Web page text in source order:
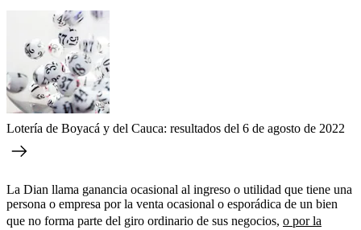
Lotería de Boyacá y del Cauca: resultados del 6 de agosto de 2022
La Dian llama ganancia ocasional al ingreso o utilidad que tiene una
persona o empresa por la venta ocasional o esporádica de un bien
que no forma parte del giro ordinario de sus negocios, o por la